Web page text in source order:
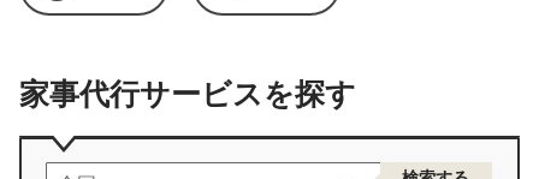
家事代行サービスを探す